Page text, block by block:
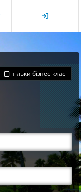
тільки бізнес-клас